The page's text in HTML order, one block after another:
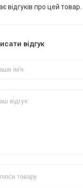
відгуків про цей товар.
відгук